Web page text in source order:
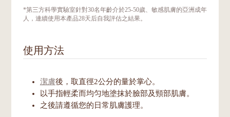
*第三方科學實驗室針對30名年齡介於25-50歲、敏感肌膚的亞洲成年
人，連續使用本產品28天后自我評估之結果。
使用方法
潔膚後，取直徑2公分的量於掌心。
以手指輕柔而均匀地塗抹於臉部及頸部肌膚。
之後請遵循您的日常肌膚護理。